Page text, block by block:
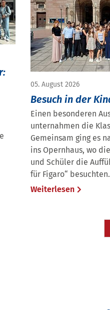
05. August 2026
Besuch in der
Einen besonderen
unternahmen die
Gemeinsam ging es
ins Opernhaus, wo
und Schüler die
für Figaro“ besuchten.
Weiterlesen